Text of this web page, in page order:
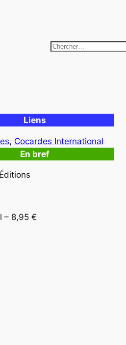
R
r
c
h
e
r
Liens
, Cocardes International
En bref
– 8,95 €